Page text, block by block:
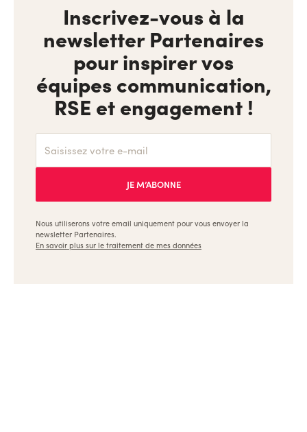
Inscrivez-vous à la
newsletter Partenaires
pour inspirer vos
équipes communication,
RSE et engagement !
Nous utiliserons votre email uniquement pour vous envoyer la
newsletter Partenaires.
En savoir plus sur le traitement de mes données